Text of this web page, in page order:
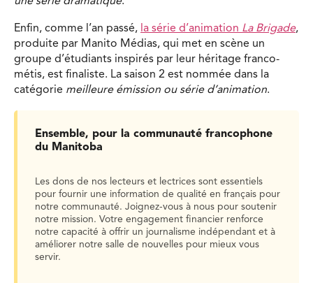
Enfin, comme l’an passé, la série d’animation La Brigade,
produite par Manito Médias, qui met en scène un
groupe d’étudiants inspirés par leur héritage franco-
métis, est finaliste. La saison 2 est nommée dans la
catégorie meilleure émission ou série d’animation.
Ensemble, pour la communauté francophone
du Manitoba
Les dons de nos lecteurs et lectrices sont essentiels
pour fournir une information de qualité en français pour
notre communauté. Joignez-vous à nous pour soutenir
notre mission. Votre engagement financier renforce
notre capacité à offrir un journalisme indépendant et à
améliorer notre salle de nouvelles pour mieux vous
servir.